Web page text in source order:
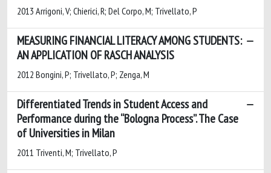
2013 Arrigoni, V; Chierici, R; Del Corpo, M; Trivellato, P
MEASURING FINANCIAL LITERACY AMONG STUDENTS:
AN APPLICATION OF RASCH ANALYSIS
2012 Bongini, P; Trivellato, P; Zenga, M
Differentiated Trends in Student Access and
Performance during the “Bologna Process”. The Case
of Universities in Milan
2011 Triventi, M; Trivellato, P